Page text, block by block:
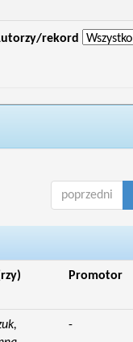
rekord
poprzedni
Promotor
-